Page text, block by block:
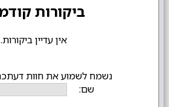
ביקורות
אין עדיין ביקורות.
נשמח לשמוע את חוות
שם: